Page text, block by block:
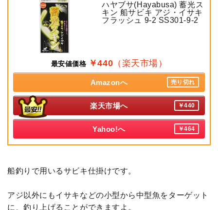
ハヤブサ(Hayabusa) 蓄光ス
キン 船サビキ アジ・イサキ
フラッシュ 9-2 SS301-9-2
最安値価格 ￥440 （楽天市場）
Amazonへ 売り切れ
楽天市場へ ￥440
Yahoo!へ ￥464
船釣りで用いるサビキ仕掛けです。
アジ以外にもイサキなどの小型から中型魚をターゲット
に、釣り上げることができますよ。